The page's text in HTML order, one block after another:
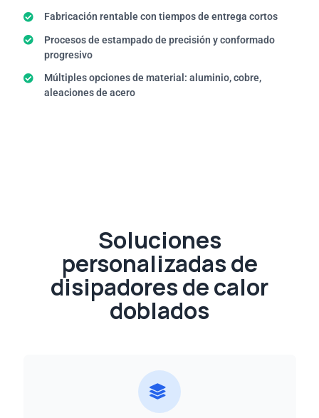
Fabricación rentable con tiempos de entrega cortos
Procesos de estampado de precisión y conformado
progresivo
Múltiples opciones de material: aluminio, cobre,
aleaciones de acero
Soluciones
personalizadas de
disipadores de calor
doblados